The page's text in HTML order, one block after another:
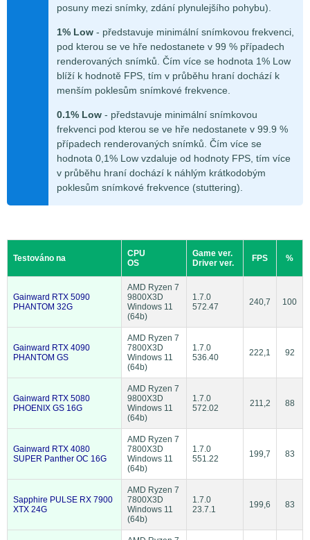
posuny mezi snímky, zdání plynulejšího pohybu).
1% Low - představuje minimální snímkovou frekvenci,
pod kterou se ve hře nedostanete v 99 % případech
renderovaných snímků. Čím více se hodnota 1% Low
blíží k hodnotě FPS, tím v průběhu hraní dochází k
menším poklesům snímkové frekvence.
0.1% Low - představuje minimální snímkovou
frekvenci pod kterou se ve hře nedostanete v 99.9 %
případech renderovaných snímků. Čím více se
hodnota 0,1% Low vzdaluje od hodnoty FPS, tím více
v průběhu hraní dochází k náhlým krátkodobým
poklesům snímkové frekvence (stuttering).
Testováno na
CPU
OS
Game ver.
Driver ver.
FPS %
Gainward RTX 5090
PHANTOM 32G
AMD Ryzen 7
9800X3D
Windows 11
(64b)
1.7.0
572.47
240,7 100
Gainward RTX 4090
PHANTOM GS
AMD Ryzen 7
7800X3D
Windows 11
(64b)
1.7.0
536.40
222,1 92
Gainward RTX 5080
PHOENIX GS 16G
AMD Ryzen 7
9800X3D
Windows 11
(64b)
1.7.0
572.02
211,2 88
Gainward RTX 4080
SUPER Panther OC 16G
AMD Ryzen 7
7800X3D
Windows 11
(64b)
1.7.0
551.22
199,7 83
Sapphire PULSE RX 7900
XTX 24G
AMD Ryzen 7
7800X3D
Windows 11
(64b)
1.7.0
23.7.1
199,6 83